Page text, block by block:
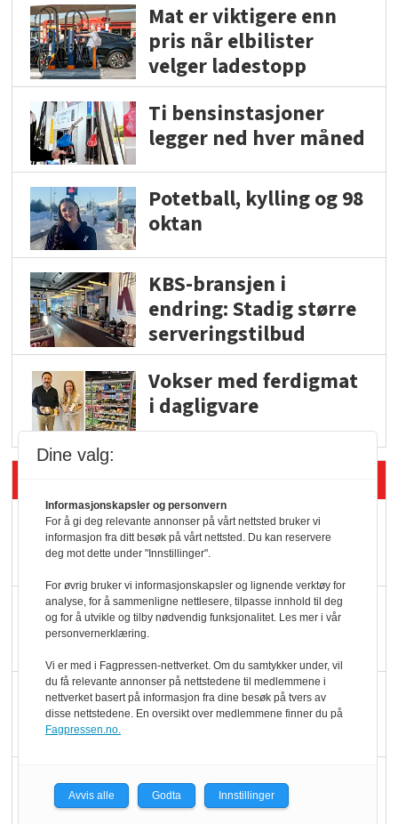
Mat er viktigere enn
pris når elbilister
velger ladestopp
Ti bensinstasjoner
legger ned hver måned
Potetball, kylling og 98
oktan
KBS-bransjen i
endring: Stadig større
serveringstilbud
Vokser med ferdigmat
i dagligvare
Rema-flaggskip
dundrer videre
Slik opprettholdes
ølsalget
Færre varer, men fulle
hyller
KI lager mat i butikken
Dine valg:
Informasjonskapsler og personvern
For å gi deg relevante annonser på vårt nettsted bruker vi
informasjon fra ditt besøk på vårt nettsted. Du kan reservere
deg mot dette under "Innstillinger".
For øvrig bruker vi informasjonskapsler og lignende verktøy for
analyse, for å sammenligne nettlesere, tilpasse innhold til deg
og for å utvikle og tilby nødvendig funksjonalitet. Les mer i vår
personvernerklæring.
Vi er med i Fagpressen-nettverket. Om du samtykker under, vil
du få relevante annonser på nettstedene til medlemmene i
nettverket basert på informasjon fra dine besøk på tvers av
disse nettstedene. En oversikt over medlemmene finner du på
Fagpressen.no.
Avvis alle Godta Innstillinger